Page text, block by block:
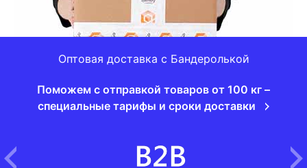
Оптовая доставка с Бандеролькой
Поможем с отправкой товаров от 100 кг –
специальные тарифы и сроки доставки